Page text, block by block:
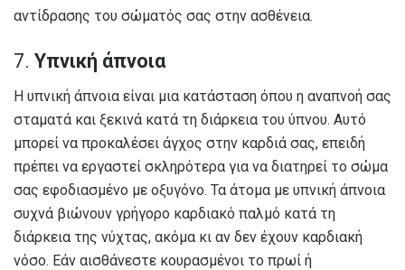
αντίδρασης του σώματός σας στην ασθένεια.
7. Υπνική άπνοια
Η υπνική άπνοια είναι μια κατάσταση όπου η αναπνοή σας
σταματά και ξεκινά κατά τη διάρκεια του ύπνου. Αυτό
μπορεί να προκαλέσει άγχος στην καρδιά σας, επειδή
πρέπει να εργαστεί σκληρότερα για να διατηρεί το σώμα
σας εφοδιασμένο με οξυγόνο. Τα άτομα με υπνική άπνοια
συχνά βιώνουν γρήγορο καρδιακό παλμό κατά τη
διάρκεια της νύχτας, ακόμα κι αν δεν έχουν καρδιακή
νόσο. Εάν αισθάνεστε κουρασμένοι το πρωί ή